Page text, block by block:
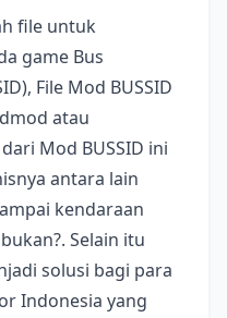
file untuk
game Bus
File Mod BUSSID
atau
Mod BUSSID ini
antara lain
kendaraan
Selain itu
solusi bagi para
Indonesia yang